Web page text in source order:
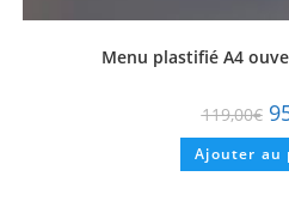
Menu plastifié A4
119,00€
Ajouter au